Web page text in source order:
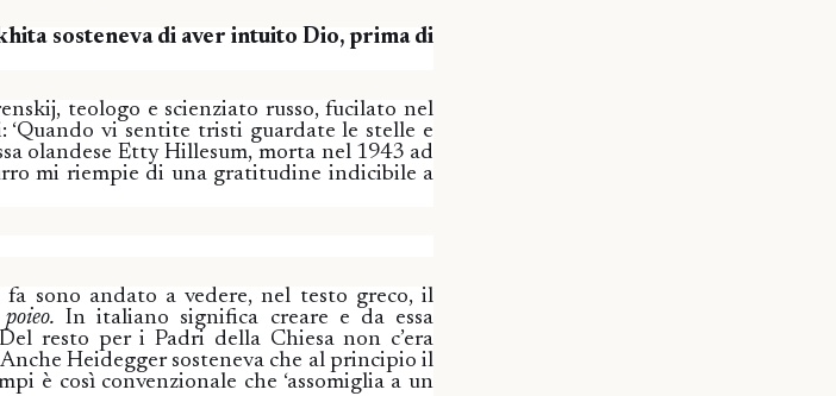
sosteneva di aver intuito Dio, prima di
teologo e scienziato russo, fucilato nel
vi sentite tristi guardate le stelle e
olandese Etty Hillesum, morta nel 1943 ad
mi riempie di una gratitudine indicibile a
sono andato a vedere, nel testo greco, il
poieo. In italiano significa creare e da essa
resto per i Padri della Chiesa non c’era
Heidegger sosteneva che al principio il
è così convenzionale che ‘assomiglia a un